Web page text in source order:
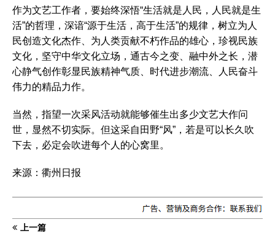
作为文艺工作者，要始终深悟“生活就是人民，人民就是生
活”的哲理，深谙“源于生活，高于生活”的规律，树立为人
民创造文化杰作、为人类贡献不朽作品的雄心，珍视民族
文化，坚守中华文化立场，通古今之变、融中外之长，潜
心静气创作彰显民族精神气质、时代进步潮流、人民奋斗
伟力的精品力作。
当然，指望一次采风活动就能够催生出多少文艺大作问
世，显然不切实际。但这采自田野“风”，若是可以长久吹
下去，必定会吹进每个人的心窝里。
来源：衢州日报
上一篇